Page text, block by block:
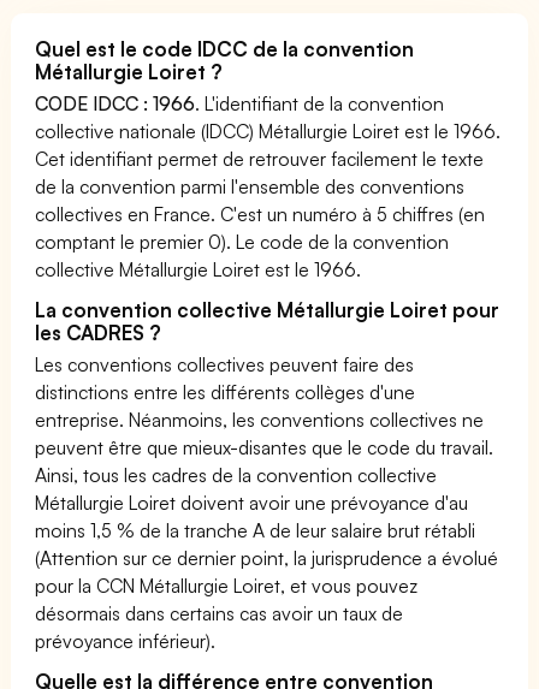
Quel est le code IDCC de la convention
Métallurgie Loiret ?
CODE IDCC : 1966. L'identifiant de la convention
collective nationale (IDCC) Métallurgie Loiret est le 1966.
Cet identifiant permet de retrouver facilement le texte
de la convention parmi l'ensemble des conventions
collectives en France. C'est un numéro à 5 chiffres (en
comptant le premier 0). Le code de la convention
collective Métallurgie Loiret est le 1966.
La convention collective Métallurgie Loiret pour
les CADRES ?
Les conventions collectives peuvent faire des
distinctions entre les différents collèges d'une
entreprise. Néanmoins, les conventions collectives ne
peuvent être que mieux-disantes que le code du travail.
Ainsi, tous les cadres de la convention collective
Métallurgie Loiret doivent avoir une prévoyance d'au
moins 1,5 % de la tranche A de leur salaire brut rétabli
(Attention sur ce dernier point, la jurisprudence a évolué
pour la CCN Métallurgie Loiret, et vous pouvez
désormais dans certains cas avoir un taux de
prévoyance inférieur).
Quelle est la différence entre convention